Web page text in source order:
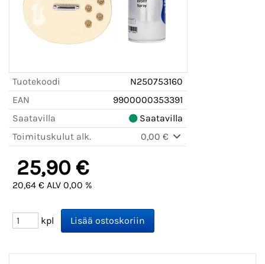
Tuotekoodi
N250753160
EAN
9900000353391
Saatavilla
Saatavilla
Toimituskulut alk.
0,00 €
25,90 €
20,64 € ALV 0,00 %
kpl